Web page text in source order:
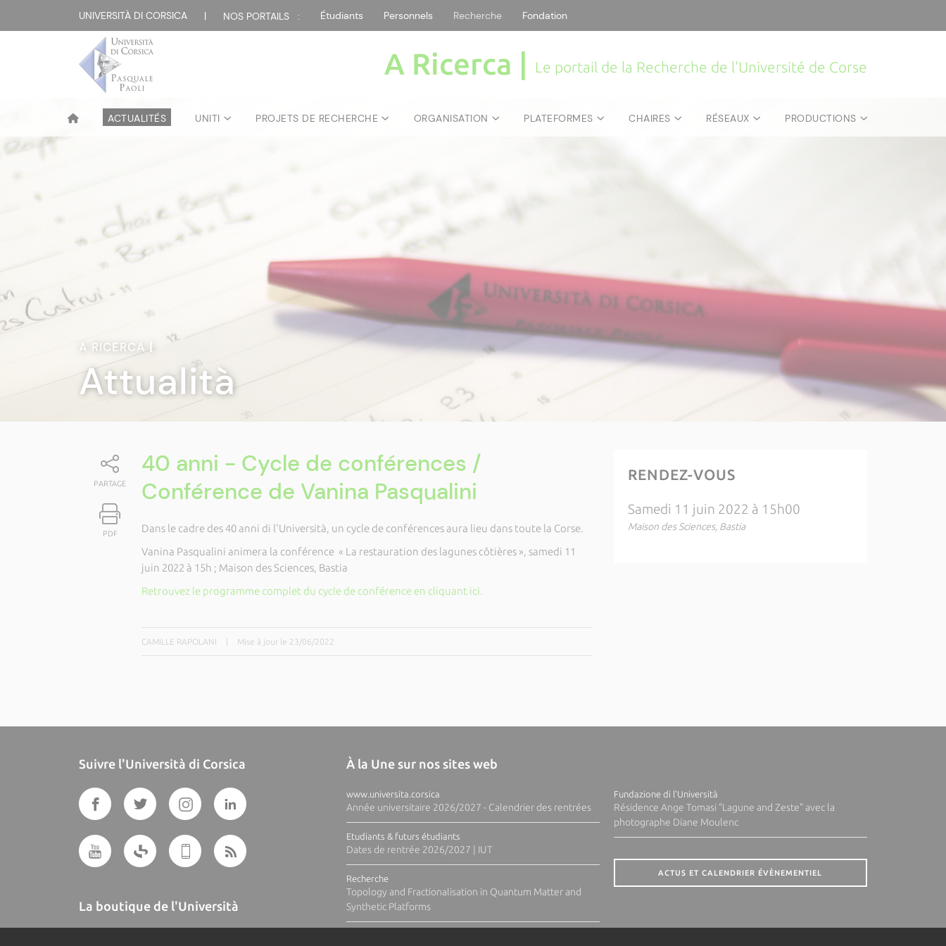
UNIVERSITÀ DI CORSICA | NOS PORTAILS : Étudiants Personnels Recherche Fondation
A Ricerca | Le portail de la Recherche de l'Université de Corse
ACTUALITÉS UNITI PROJETS DE RECHERCHE ORGANISATION PLATEFORMES CHAIRES RÉSEAUX PRODUCTIONS
A RICERCA|
Attualità
PARTAGE
PDF
40 anni - Cycle de conférences /
Conférence de Vanina Pasqualini
Dans le cadre des 40 anni di l'Università, un cycle de conférences aura lieu dans toute la Corse.
Vanina Pasqualini animera la conférence « La restauration des lagunes côtières », samedi 11
juin 2022 à 15h ; Maison des Sciences, Bastia
Retrouvez le programme complet du cycle de conférence en cliquant ici.
CAMILLE RAPOLANI Mise à jour le 23/06/2022
RENDEZ-VOUS
Samedi 11 juin 2022 à 15h00
Maison des Sciences, Bastia
Suivre l'Università di Corsica
La boutique de l'Università
À la Une sur nos sites web
www.universita.corsica
Année universitaire 2026/2027 - Calendrier des rentrées
Etudiants & futurs étudiants
Dates de rentrée 2026/2027 | IUT
Recherche
Topology and Fractionalisation in Quantum Matter and
Synthetic Platforms
Fundazione di l'Università
Résidence Ange Tomasi "Lagune and Zeste" avec la
photographe Diane Moulenc
ACTUS ET CALENDRIER ÉVÈNEMENTIEL